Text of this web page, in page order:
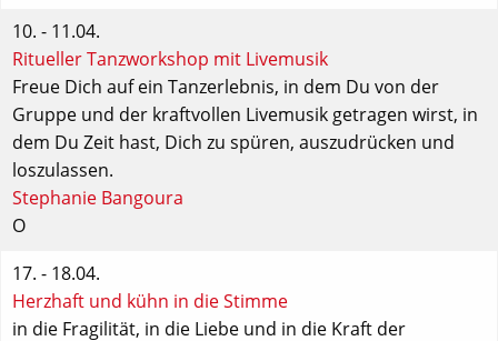
10. - 11.04.
Ritueller Tanzworkshop mit Livemusik
Freue Dich auf ein Tanzerlebnis, in dem Du von der
Gruppe und der kraftvollen Livemusik getragen wirst, in
dem Du Zeit hast, Dich zu spüren, auszudrücken und
loszulassen.
Stephanie Bangoura
O
17. - 18.04.
Herzhaft und kühn in die Stimme
in die Fragilität, in die Liebe und in die Kraft der